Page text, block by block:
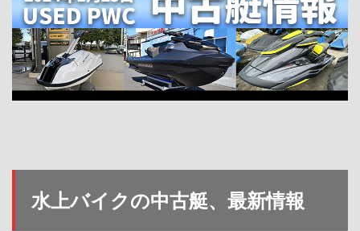
水上バイクの中古艇、最新情報